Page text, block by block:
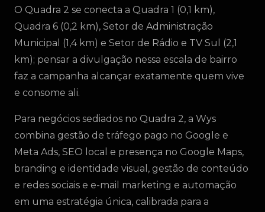
O Quadra 2 se conecta a Quadra 1 (0,1 km),
Quadra 6 (0,2 km), Setor de Administração
Municipal (1,4 km) e Setor de Rádio e TV Sul (2,1
km); pensar a divulgação nessa escala de bairro
faz a campanha alcançar exatamente quem vive
e consome ali.
Para negócios sediados no Quadra 2, a Wys
combina gestão de tráfego pago no Google e
Meta Ads, SEO local e presença no Google Maps,
branding e identidade visual, gestão de conteúdo
e redes sociais e e-mail marketing e automação
em uma estratégia única, calibrada para a